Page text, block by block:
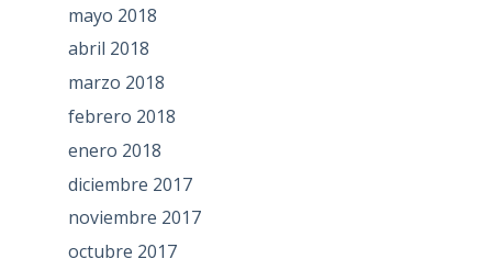
mayo 2018
abril 2018
marzo 2018
febrero 2018
enero 2018
diciembre 2017
noviembre 2017
octubre 2017